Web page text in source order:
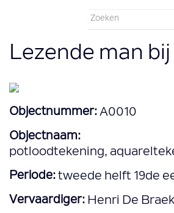
Zoekveld
Lezende man
Objectnummer: A0010
Objectnaam:
potloodtekening,
Periode: tweede helft 19de
Vervaardiger: Henri De